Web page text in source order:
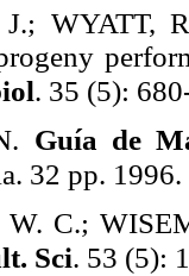
J.; WYATT,
. 35 (5):
Guía de
32 pp. 1996.
W. C.;
Sci. 53 (5):